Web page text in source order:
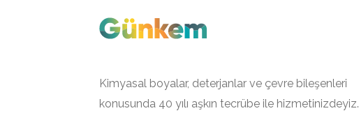
Kimyasal boyalar, deterjanlar ve çevre bileşenleri
konusunda 40 yılı aşkın tecrübe ile hizmetinizdeyiz.